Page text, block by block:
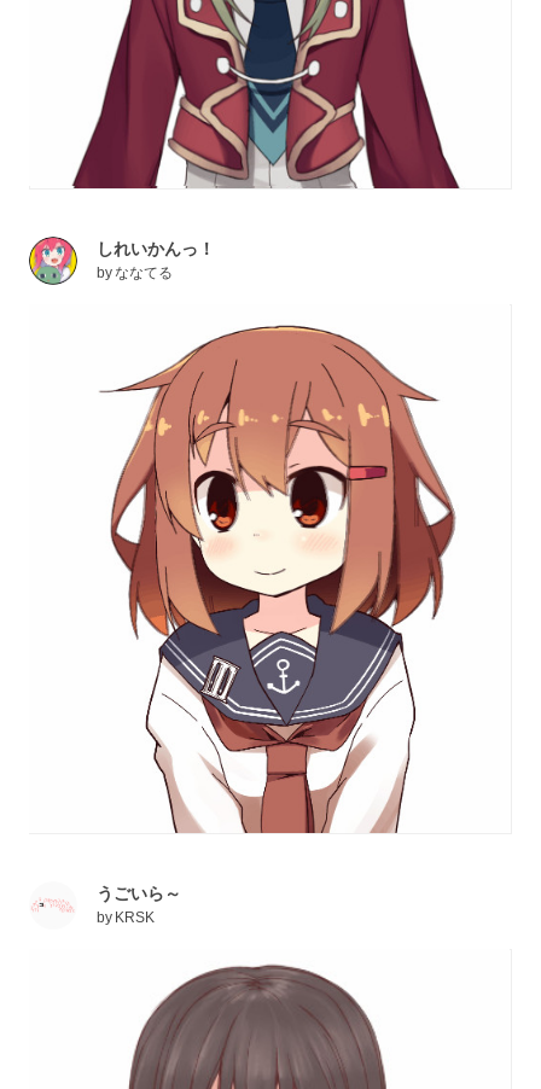
しれいかんっ！
by ななてる
うごいら～
by KRSK